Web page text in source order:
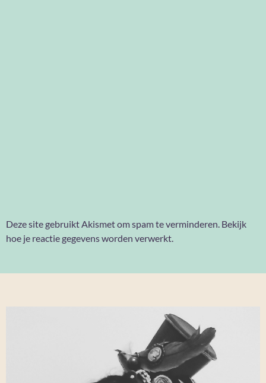
Deze site gebruikt Akismet om spam te verminderen. Bekijk
hoe je reactie gegevens worden verwerkt